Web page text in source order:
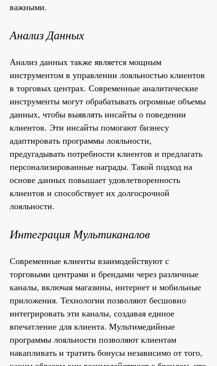
важными.
Анализ Данных
Анализ данных также является мощным
инструментом в управлении лояльностью клиентов
в торговых центрах. Современные аналитические
инструменты могут обрабатывать огромные объемы
данных, чтобы выявлять инсайты о поведении
клиентов. Эти инсайты помогают бизнесу
адаптировать программы лояльности,
предугадывать потребности клиентов и предлагать
персонализированные награды. Такой подход на
основе данных повышает удовлетворенность
клиентов и способствует их долгосрочной
лояльности.
Интеграция Мультиканалов
Современные клиенты взаимодействуют с
торговыми центрами и брендами через различные
каналы, включая магазины, интернет и мобильные
приложения. Технологии позволяют бесшовно
интегрировать эти каналы, создавая единое
впечатление для клиента. Мультимедийные
программы лояльности позволяют клиентам
накапливать и тратить бонусы независимо от того,